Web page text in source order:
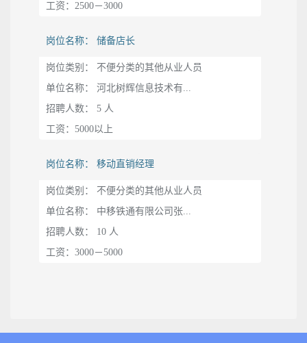
工资：2500－3000
岗位名称： 储备店长
岗位类别： 不便分类的其他从业人员
单位名称： 河北树辉信息技术有...
招聘人数： 5 人
工资：5000以上
岗位名称： 移动直销经理
岗位类别： 不便分类的其他从业人员
单位名称： 中移铁通有限公司张...
招聘人数： 10 人
工资：3000－5000